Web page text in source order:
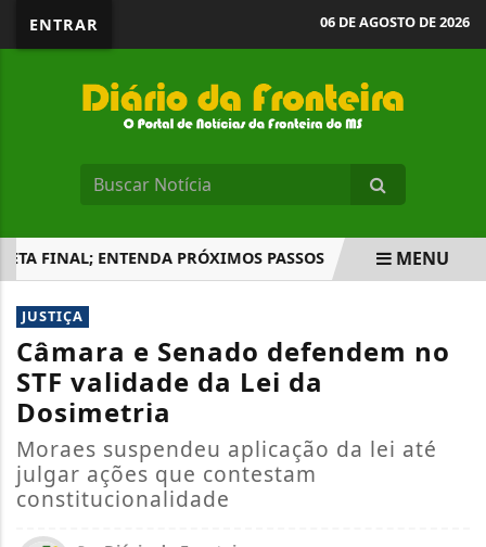
ENTRAR 06 DE AGOSTO DE 2026
FINAL; ENTENDA PRÓXIMOS PASSOS TRATAMENTO
EM ALTA
MENU
JUSTIÇA
Câmara e Senado defendem no
STF validade da Lei da
Dosimetria
Moraes suspendeu aplicação da lei até
julgar ações que contestam
constitucionalidade